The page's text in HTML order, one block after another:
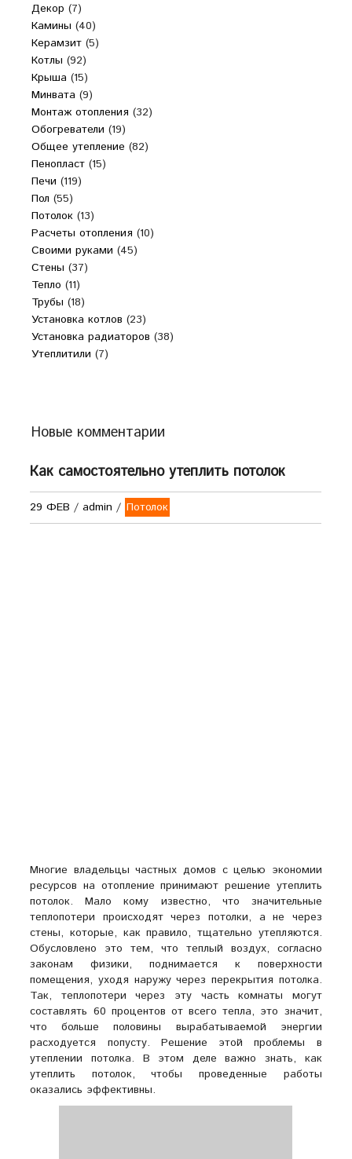
Декор (7)
Камины (40)
Керамзит (5)
Котлы (92)
Крыша (15)
Минвата (9)
Монтаж отопления (32)
Обогреватели (19)
Общее утепление (82)
Пенопласт (15)
Печи (119)
Пол (55)
Потолок (13)
Расчеты отопления (10)
Своими руками (45)
Стены (37)
Тепло (11)
Трубы (18)
Установка котлов (23)
Установка радиаторов (38)
Утеплитили (7)
Новые комментарии
Как самостоятельно утеплить потолок
29 ФЕВ / admin / Потолок
Многие владельцы частных домов с целью экономии
ресурсов на отопление принимают решение утеплить
потолок. Мало кому известно, что значительные
теплопотери происходят через потолки, а не через
стены, которые, как правило, тщательно утепляются.
Обусловлено это тем, что теплый воздух, согласно
законам физики, поднимается к поверхности
помещения, уходя наружу через перекрытия потолка.
Так, теплопотери через эту часть комнаты могут
составлять 60 процентов от всего тепла, это значит,
что больше половины вырабатываемой энергии
расходуется попусту. Решение этой проблемы в
утеплении потолка. В этом деле важно знать, как
утеплить потолок, чтобы проведенные работы
оказались эффективны.